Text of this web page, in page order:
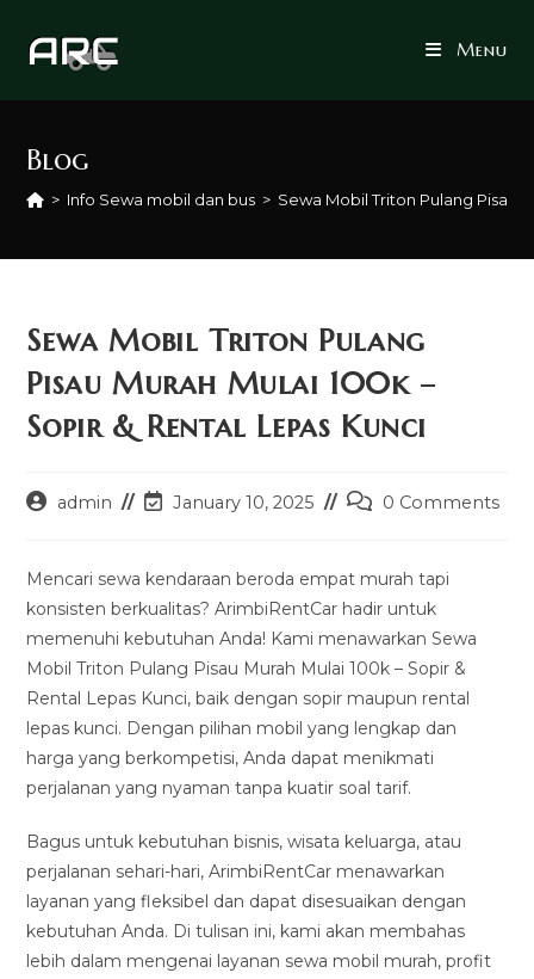
Menu
Blog
> Info Sewa mobil dan bus > Sewa Mobil Triton Pulang Pisau
Sewa Mobil Triton Pulang
Pisau Murah Mulai 100k –
Sopir & Rental Lepas Kunci
Postadmin
PostJanuary 10, 2025
Post0 Comments
Mencari sewa kendaraan beroda empat murah tapi
konsisten berkualitas? ArimbiRentCar hadir untuk
memenuhi kebutuhan Anda! Kami menawarkan Sewa
Mobil Triton Pulang Pisau Murah Mulai 100k – Sopir &
Rental Lepas Kunci, baik dengan sopir maupun rental
lepas kunci. Dengan pilihan mobil yang lengkap dan
harga yang berkompetisi, Anda dapat menikmati
perjalanan yang nyaman tanpa kuatir soal tarif.
Bagus untuk kebutuhan bisnis, wisata keluarga, atau
perjalanan sehari-hari, ArimbiRentCar menawarkan
layanan yang fleksibel dan dapat disesuaikan dengan
kebutuhan Anda. Di tulisan ini, kami akan membahas
lebih dalam mengenai layanan sewa mobil murah, profit